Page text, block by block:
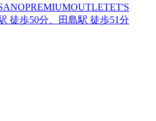
徒歩50分、田島駅 徒歩51分